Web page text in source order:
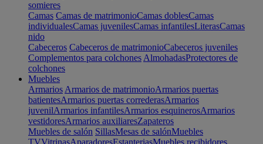
somieres
Camas Camas de matrimonioCamas doblesCamas
individualesCamas juvenilesCamas infantilesLiterasCamas
nido
Cabeceros Cabeceros de matrimonioCabeceros juveniles
Complementos para colchones AlmohadasProtectores de
colchones
Muebles
Armarios Armarios de matrimonioArmarios puertas
batientesArmarios puertas correderasArmarios
juvenilArmarios infantilesArmarios esquinerosArmarios
vestidoresArmarios auxiliaresZapateros
Muebles de salón SillasMesas de salónMuebles
TVVitrinasAparadoresEstanteriasMuebles recibidores